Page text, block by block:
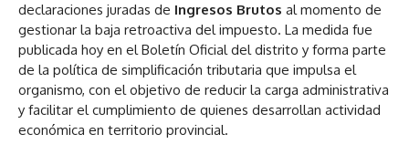
declaraciones juradas de Ingresos Brutos al momento de
gestionar la baja retroactiva del impuesto. La medida fue
publicada hoy en el Boletín Oficial del distrito y forma parte
de la política de simplificación tributaria que impulsa el
organismo, con el objetivo de reducir la carga administrativa
y facilitar el cumplimiento de quienes desarrollan actividad
económica en territorio provincial.